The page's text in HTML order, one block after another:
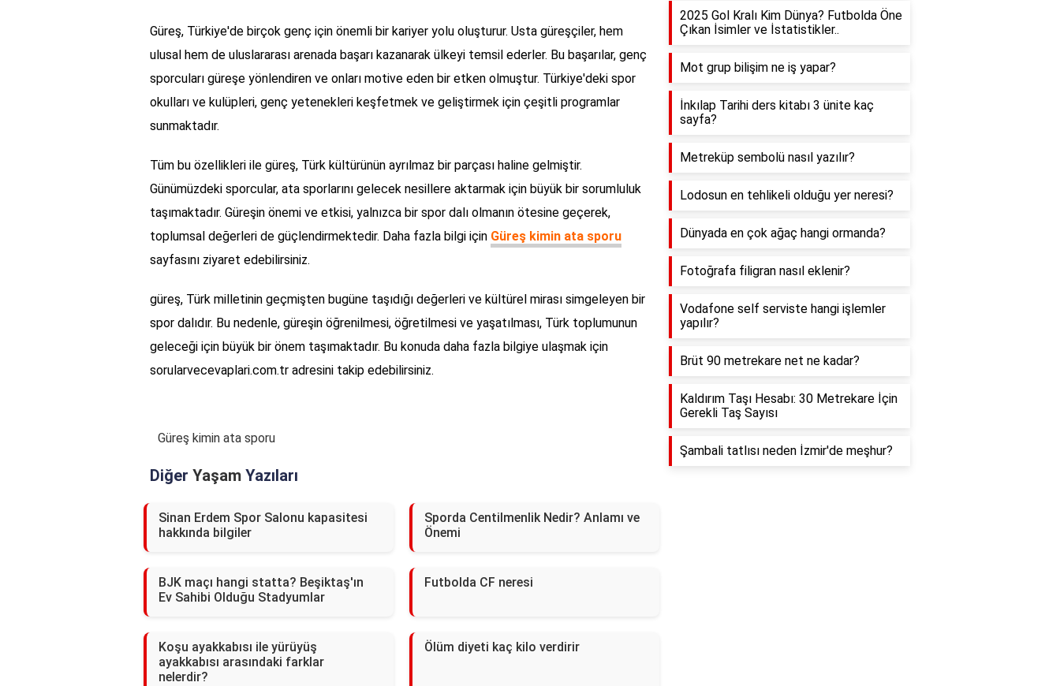
Güreş, Türkiye'de birçok genç için önemli bir kariyer yolu oluşturur. Usta güreşçiler, hem
ulusal hem de uluslararası arenada başarı kazanarak ülkeyi temsil ederler. Bu başarılar, genç
sporcuları güreşe yönlendiren ve onları motive eden bir etken olmuştur. Türkiye'deki spor
okulları ve kulüpleri, genç yetenekleri keşfetmek ve geliştirmek için çeşitli programlar
sunmaktadır.
Tüm bu özellikleri ile güreş, Türk kültürünün ayrılmaz bir parçası haline gelmiştir.
Günümüzdeki sporcular, ata sporlarını gelecek nesillere aktarmak için büyük bir sorumluluk
taşımaktadır. Güreşin önemi ve etkisi, yalnızca bir spor dalı olmanın ötesine geçerek,
toplumsal değerleri de güçlendirmektedir. Daha fazla bilgi için Güreş kimin ata sporu
sayfasını ziyaret edebilirsiniz.
güreş, Türk milletinin geçmişten bugüne taşıdığı değerleri ve kültürel mirası simgeleyen bir
spor dalıdır. Bu nedenle, güreşin öğrenilmesi, öğretilmesi ve yaşatılması, Türk toplumunun
geleceği için büyük bir önem taşımaktadır. Bu konuda daha fazla bilgiye ulaşmak için
sorularvecevaplari.com.tr adresini takip edebilirsiniz.
Güreş kimin ata sporu
Diğer Yaşam Yazıları
Sinan Erdem Spor Salonu kapasitesi
hakkında bilgiler
Sporda Centilmenlik Nedir? Anlamı ve
Önemi
BJK maçı hangi statta? Beşiktaş'ın
Ev Sahibi Olduğu Stadyumlar
Futbolda CF neresi
Koşu ayakkabısı ile yürüyüş
ayakkabısı arasındaki farklar
nelerdir?
Ölüm diyeti kaç kilo verdirir
2025 Gol Kralı Kim Dünya? Futbolda Öne
Çıkan İsimler ve İstatistikler..
Mot grup bilişim ne iş yapar?
İnkılap Tarihi ders kitabı 3 ünite kaç
sayfa?
Metreküp sembolü nasıl yazılır?
Lodosun en tehlikeli olduğu yer neresi?
Dünyada en çok ağaç hangi ormanda?
Fotoğrafa filigran nasıl eklenir?
Vodafone self serviste hangi işlemler
yapılır?
Brüt 90 metrekare net ne kadar?
Kaldırım Taşı Hesabı: 30 Metrekare İçin
Gerekli Taş Sayısı
Şambali tatlısı neden İzmir'de meşhur?